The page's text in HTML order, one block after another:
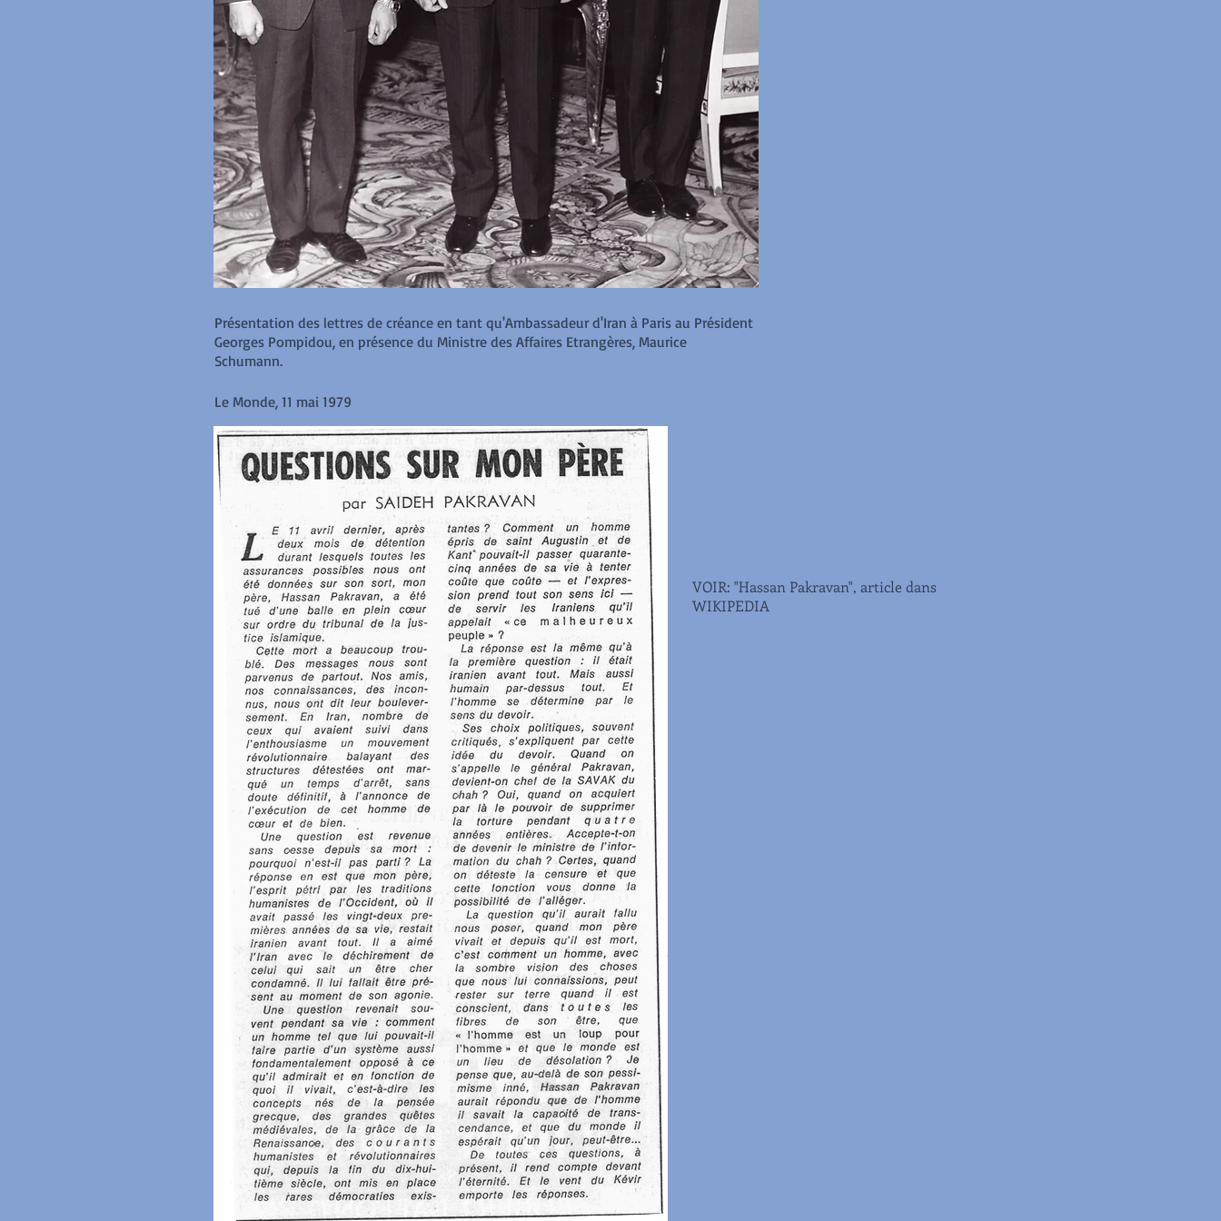
Présentation des lettres de créance en tant qu'Ambassadeur d'Iran à Paris au Président
Georges Pompidou, en présence du Ministre des Affaires Etrangères, Maurice
Schumann.
Le Monde, 11 mai 1979
VOIR: "Hassan Pakravan", article dans
WIKIPEDIA